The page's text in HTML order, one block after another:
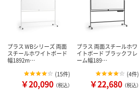
プラス WBシリーズ 両面
スチールホワイトボード
幅1892m…
(15件)
￥20,090 （税込）
プラス 両面スチールホワ
イトボード ブラックフレ
ーム幅189…
(4件)
￥22,680 （税込）